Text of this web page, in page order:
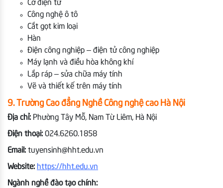
Cơ điện tử
Công nghệ ô tô
Cắt gọt kim loại
Hàn
Điện công nghiệp – điện tử công nghiệp
Máy lạnh và điều hòa không khí
Lắp ráp – sửa chữa máy tính
Vẽ và thiết kế trên máy tính
9. Trường Cao đẳng Nghề Công nghệ cao Hà Nội
Địa chỉ: Phường Tây Mỗ, Nam Từ Liêm, Hà Nội
Điện thoại: 024.6260.1858
Email: tuyensinh@hht.edu.vn
Website: https://hht.edu.vn
Ngành nghề đào tạo chính: